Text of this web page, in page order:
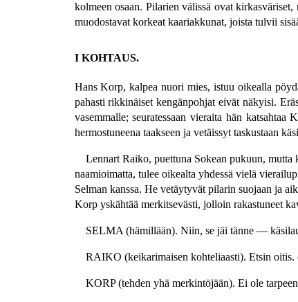
kolmeen osaan. Pilarien välissä ovat
muodostavat korkeat kaariakkunat, joista tulvii
I KOHTAUS.
Hans Korp, kalpea nuori mies, istuu oikealla
pahasti rikkinäiset kengänpohjat eivät näkyisi.
vasemmalle; seuratessaan vieraita hän
hermostuneena taakseen ja vetäissyt taskustaan
Lennart Raiko, puettuna Sokean pukuun, mutta
naamioimatta, tulee oikealta yhdessä vielä
Selman kanssa. He vetäytyvät pilarin suojaan ja
Korp yskähtää merkitsevästi, jolloin rakastuneet
SELMA (hämillään). Niin, se jäi tänne —
RAIKO (keikarimaisen kohteliaasti). Etsin
KORP (tehden yhä merkintöjään). Ei ole